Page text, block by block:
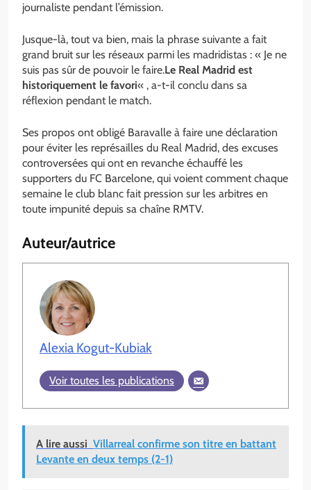
journaliste pendant l’émission.
Jusque-là, tout va bien, mais la phrase suivante a fait
grand bruit sur les réseaux parmi les madridistas : « Je ne
suis pas sûr de pouvoir le faire.Le Real Madrid est
historiquement le favori« , a-t-il conclu dans sa
réflexion pendant le match.
Ses propos ont obligé Baravalle à faire une déclaration
pour éviter les représailles du Real Madrid, des excuses
controversées qui ont en revanche échauffé les
supporters du FC Barcelone, qui voient comment chaque
semaine le club blanc fait pression sur les arbitres en
toute impunité depuis sa chaîne RMTV.
Auteur/autrice
Alexia Kogut-Kubiak
Voir toutes les publications
A lire aussi Villarreal confirme son titre en battant
Levante en deux temps (2-1)